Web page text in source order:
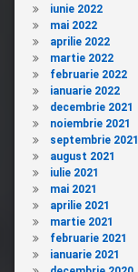
iunie 2022
mai 2022
aprilie 2022
martie 2022
februarie 2022
ianuarie 2022
decembrie 2021
noiembrie 2021
septembrie 2021
august 2021
iulie 2021
mai 2021
aprilie 2021
martie 2021
februarie 2021
ianuarie 2021